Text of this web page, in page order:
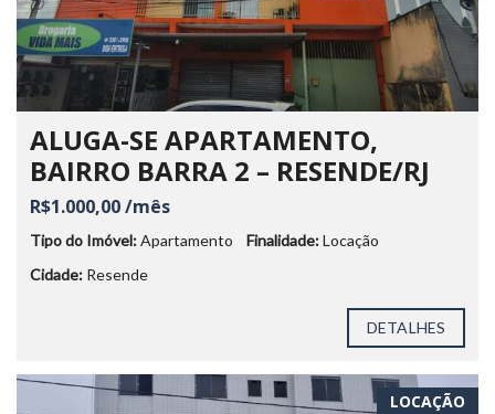
ALUGA-SE APARTAMENTO,
BAIRRO BARRA 2 – RESENDE/RJ
R$1.000,00 /mês
Tipo do Imóvel:Apartamento Finalidade:Locação
Cidade: Resende
DETALHES
LOCAÇÃO